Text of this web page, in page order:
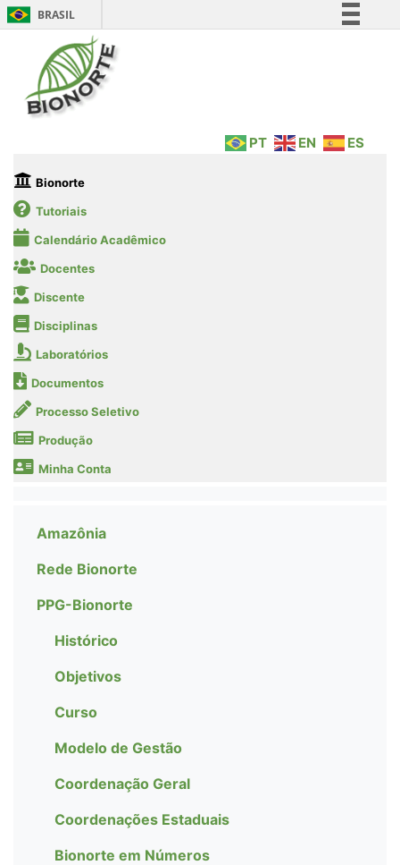
BRASIL
Legislação
PT EN ES
Bionorte
Tutoriais
Calendário Acadêmico
Docentes
Discente
Disciplinas
Laboratórios
Documentos
Processo Seletivo
Produção
Minha Conta
Amazônia
Rede Bionorte
PPG-Bionorte
Histórico
Objetivos
Curso
Modelo de Gestão
Coordenação Geral
Coordenações Estaduais
Bionorte em Números